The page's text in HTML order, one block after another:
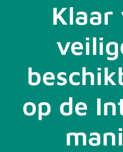
Klaar
op de